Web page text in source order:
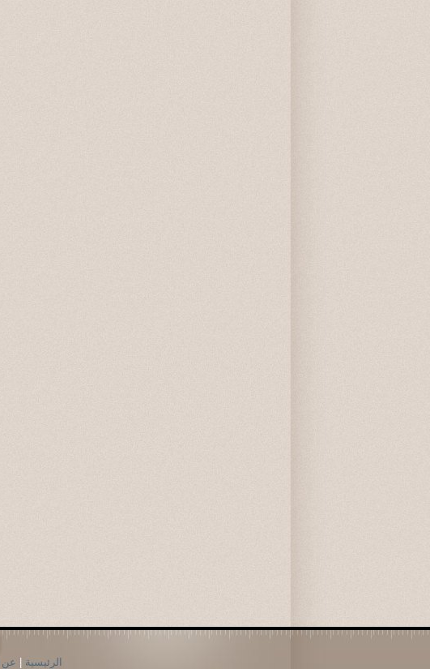
الرئيسية عن